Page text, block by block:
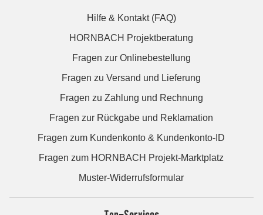
Hilfe & Kontakt (FAQ)
HORNBACH Projektberatung
Fragen zur Onlinebestellung
Fragen zu Versand und Lieferung
Fragen zu Zahlung und Rechnung
Fragen zur Rückgabe und Reklamation
Fragen zum Kundenkonto & Kundenkonto-ID
Fragen zum HORNBACH Projekt-Marktplatz
Muster-Widerrufsformular